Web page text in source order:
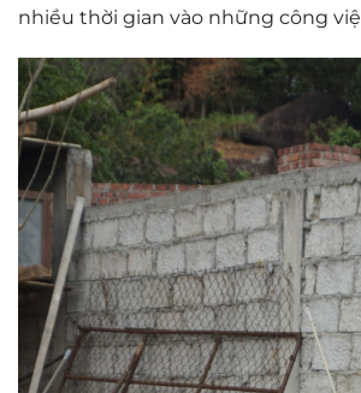
nhiều thời gian vào những công